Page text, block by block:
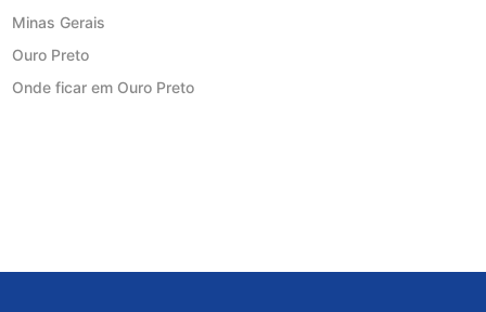
Minas Gerais
Ouro Preto
Onde ficar em Ouro Preto